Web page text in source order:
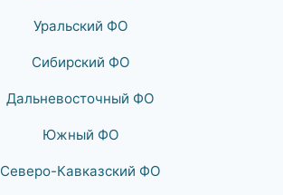
Уральский ФО
Сибирский ФО
Дальневосточный ФО
Южный ФО
Северо-Кавказский ФО